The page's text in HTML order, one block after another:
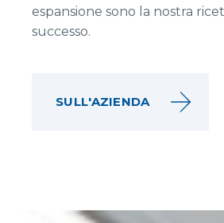
espansione sono la nostra
successo.
SULL'AZIENDA